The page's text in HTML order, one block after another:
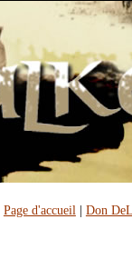
Page d'accueil | Don